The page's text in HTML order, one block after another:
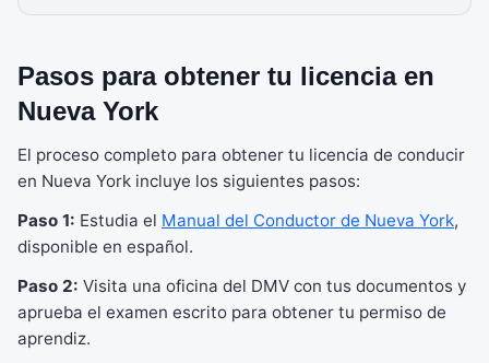
Pasos para obtener tu licencia en
Nueva York
El proceso completo para obtener tu licencia de conducir
en Nueva York incluye los siguientes pasos:
Paso 1: Estudia el Manual del Conductor de Nueva York,
disponible en español.
Paso 2: Visita una oficina del DMV con tus documentos y
aprueba el examen escrito para obtener tu permiso de
aprendiz.